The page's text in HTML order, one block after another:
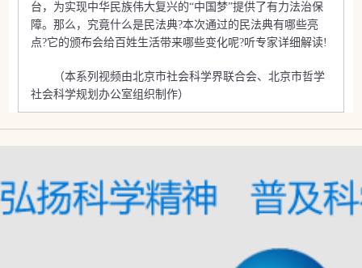
台，为实现中华民族伟大复兴的“中国梦”提供了有力法治保
障。那么，究竟什么是民法典?本次通过的民法典有哪些亮
点?它的颁布会给百姓生活带来哪些变化呢?听专家详细解读!
（本系列视频由北京市社会科学界联合会、北京市哲学
社会科学规划办公室组织制作）